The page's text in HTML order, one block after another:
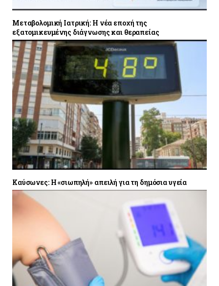
Μεταβολομική Ιατρική: Η νέα εποχή της
εξατομικευμένης διάγνωσης και θεραπείας
Καύσωνες: Η «σιωπηλή» απειλή για τη δημόσια υγεία